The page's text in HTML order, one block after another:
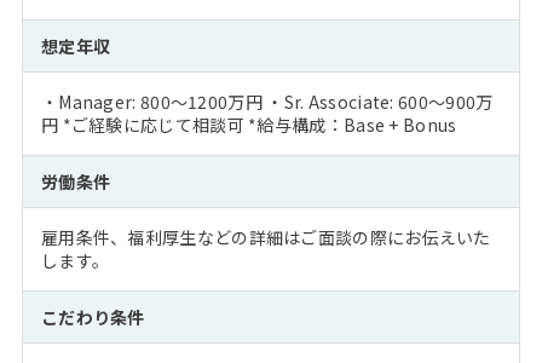
想定年収
・Manager: 800～1200万円 ・Sr. Associate: 600～900万
円 *ご経験に応じて相談可 *給与構成：Base + Bonus
労働条件
雇用条件、福利厚生などの詳細はご面談の際にお伝えいた
します。
こだわり条件